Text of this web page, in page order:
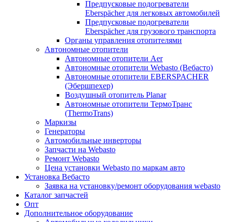
Предпусковые подогреватели
Eberspächer для легковых автомобилей
Предпусковые подогреватели
Eberspächer для грузового транспорта
Органы управления отопителями
Автономные отопители
Автономные отопители Аer
Автономные отопители Webasto (Вебасто)
Автономные отопители EBERSPACHER
(Эбершпехер)
Воздушный отопитель Planar
Автономные отопители ТермоТранс
(ThermoTrans)
Маркизы
Генераторы
Автомобильные инверторы
Запчасти на Webasto
Ремонт Webasto
Цена установки Webasto по маркам авто
Установка Вебасто
Заявка на установку/ремонт оборудования webasto
Каталог запчастей
Опт
Дополнительное оборудование